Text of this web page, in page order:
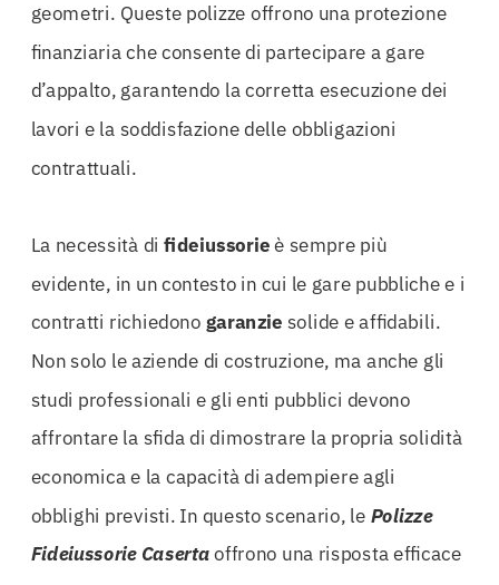
geometri. Queste polizze offrono una protezione
finanziaria che consente di partecipare a gare
d’appalto, garantendo la corretta esecuzione dei
lavori e la soddisfazione delle obbligazioni
contrattuali.
La necessità di fideiussorieè sempre più
evidente, in un contesto in cui le gare pubbliche e i
contratti richiedono garanzie solide e affidabili.
Non solo le aziende di costruzione, ma anche gli
studi professionali e gli enti pubblici devono
affrontare la sfida di dimostrare la propria solidità
economica e la capacità di adempiere agli
obblighi previsti. In questo scenario, le Polizze
Fideiussorie Casertaoffrono una risposta efficace